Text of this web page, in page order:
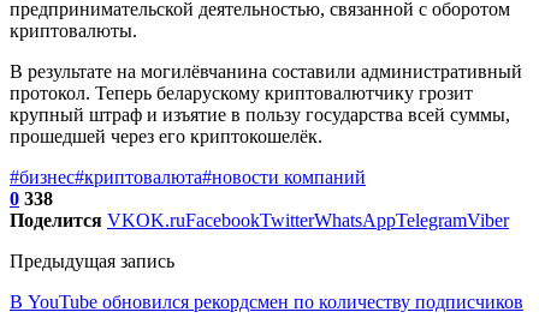
предпринимательской деятельностью, связанной с оборотом
криптовалюты.
В результате на могилёвчанина составили административный
протокол. Теперь беларускому криптовалютчику грозит
крупный штраф и изъятие в пользу государства всей суммы,
прошедшей через его криптокошелёк.
#бизнес#криптовалюта#новости компаний
0 338
Поделится VKOK.ruFacebookTwitterWhatsAppTelegramViber
Предыдущая запись
В YouTube обновился рекордсмен по количеству подписчиков